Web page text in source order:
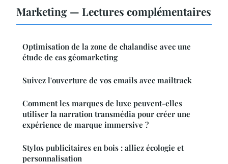
Marketing — Lectures complémentaires
Optimisation de la zone de chalandise avec une
étude de cas géomarketing
Suivez l'ouverture de vos emails avec mailtrack
Comment les marques de luxe peuvent-elles
utiliser la narration transmédia pour créer une
expérience de marque immersive ?
Stylos publicitaires en bois : alliez écologie et
personnalisation